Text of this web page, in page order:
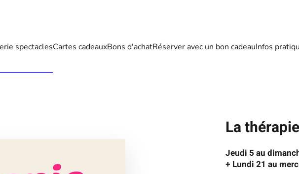
spectaclesCartes cadeauxBons d'achatRéserver avec un bon cadeauInfos
La
Jeudi 5 au
+ Lundi 21 au